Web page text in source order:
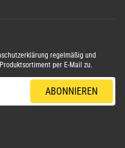
regelmäßig und
per E-Mail zu.
ABONNIEREN